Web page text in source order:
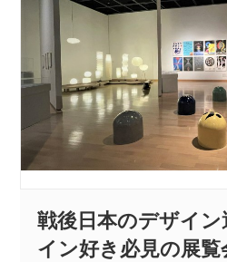
戦後日本のデザイ
イン好き必見の展覧